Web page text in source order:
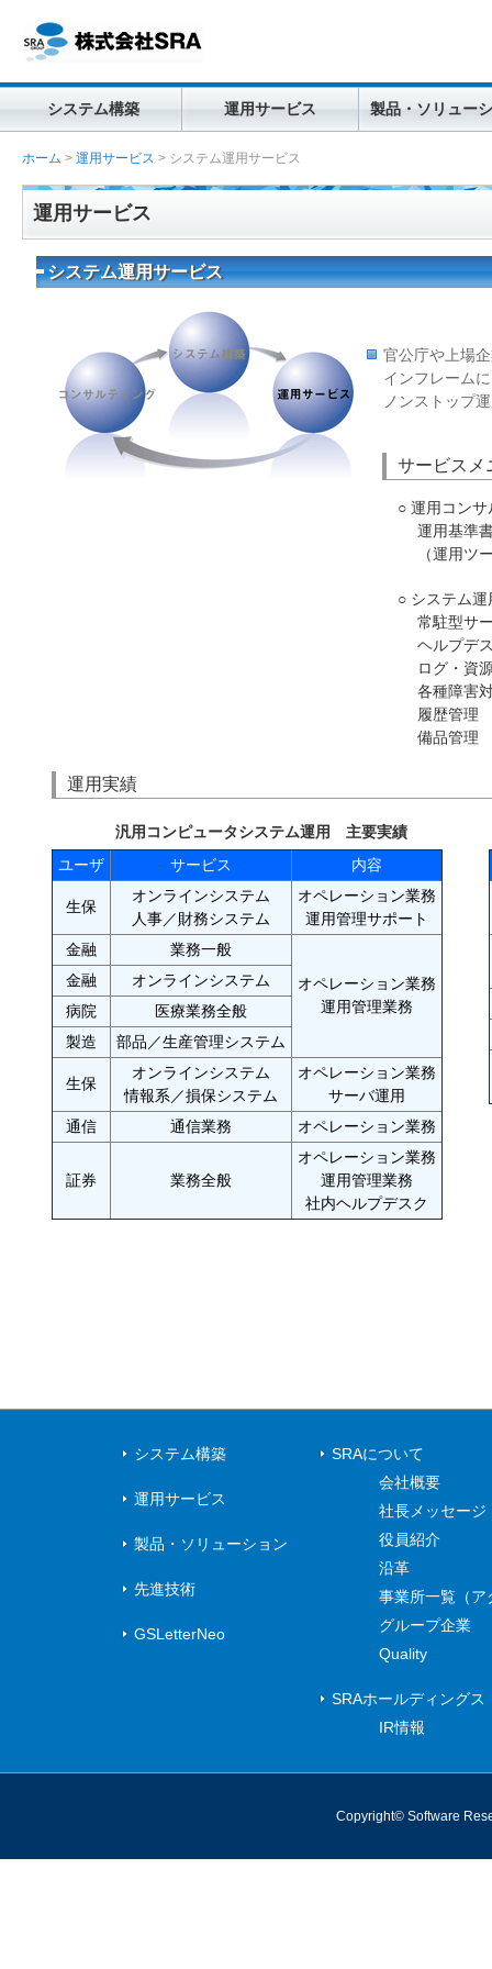
システム構築 運用サービス 製品・ソリュー
ホーム > 運用サービス > システム運用サービス
運用サービス
システム運用サービス
官公庁や上場
インフレーム
ノンストップ
サービスメ
○ 運用コン
運用基準
（運用ツ
○ システム
常駐型サ
ヘルプデ
ログ・資
各種障害
履歴管理
備品管理
運用実績
汎用コンピュータシステム運用 主要実績
ユーザ
サービス 内容
生保
オンラインシステム
人事／財務システム
オペレーション業務
運用管理サポート
金融
業務一般
オペレーション業務
運用管理業務
金融
オンラインシステム
病院
医療業務全般
製造
部品／生産管理システム
生保
オンラインシステム
情報系／損保システム
オペレーション業務
サーバ運用
通信
通信業務 オペレーション業務
証券 業務全般
オペレーション業務
運用管理業務
社内ヘルプデスク
システム構築
運用サービス
製品・ソリューション
先進技術
GSLetterNeo
SRAについて
会社概要
社長メッセージ
役員紹介
沿革
事業所一覧（ア
グループ企業
Quality
SRAホールディングス
IR情報
Copyright© Software